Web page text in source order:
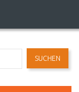
SUCHEN